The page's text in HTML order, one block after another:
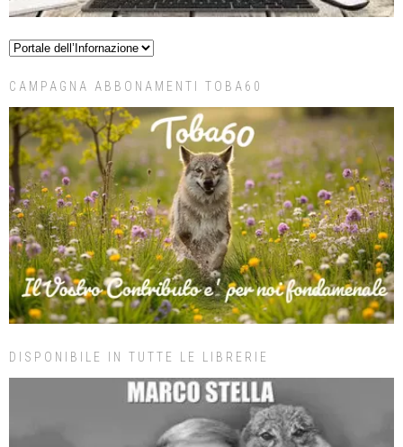
CAMPAGNA ABBONAMENTI TOBA60
DISPONIBILE IN TUTTE LE LIBRERIE